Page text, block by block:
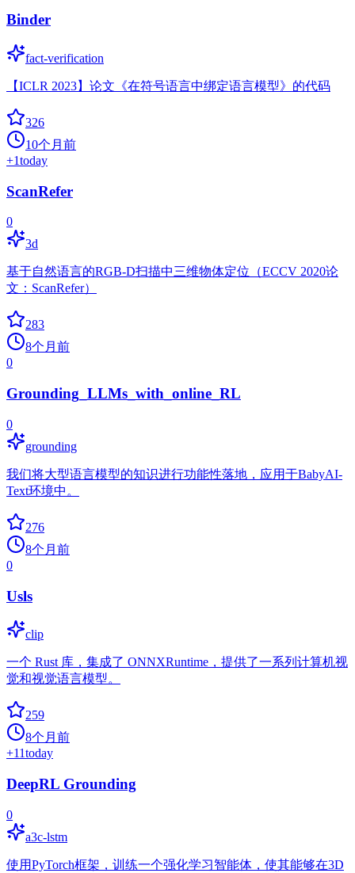
Binder
fact-verification
【ICLR 2023】论文《在符号语言中绑定语言模型》的代码
326
10个月前
+1today
ScanRefer
0
3d
基于自然语言的RGB-D扫描中三维物体定位（ECCV 2020论
文：ScanRefer）
283
8个月前
0
Grounding_LLMs_with_online_RL
0
grounding
我们将大型语言模型的知识进行功能性落地，应用于BabyAI-
Text环境中。
276
8个月前
0
Usls
clip
一个 Rust 库，集成了 ONNXRuntime，提供了一系列计算机视
觉和视觉语言模型。
259
8个月前
+11today
DeepRL Grounding
0
a3c-lstm
使用PyTorch框架，训练一个强化学习智能体，使其能够在3D